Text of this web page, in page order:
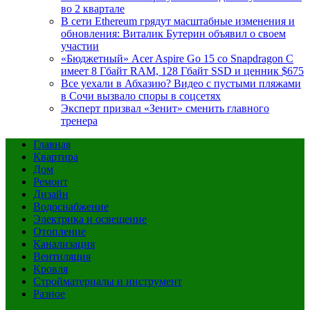
во 2 квартале
В сети Ethereum грядут масштабные изменения и
обновления: Виталик Бутерин объявил о своем
участии
«Бюджетный» Acer Aspire Go 15 со Snapdragon C
имеет 8 Гбайт RAM, 128 Гбайт SSD и ценник $675
Все уехали в Абхазию? Видео с пустыми пляжами
в Сочи вызвало споры в соцсетях
Эксперт призвал «Зенит» сменить главного
тренера
Главная
Квартира
Дом
Ремонт
Дизайн
Водоснабжение
Электрика и освещение
Отопление
Канализация
Вентиляция
Кровля
Стройматериалы и инструмент
Разное